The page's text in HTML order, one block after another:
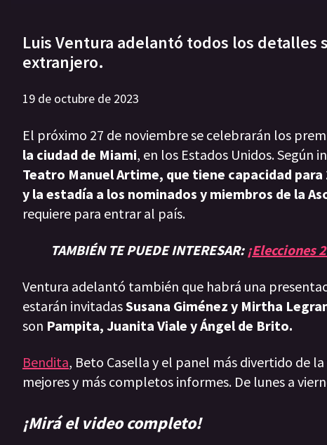
Luis Ventura adelantó todos los
extranjero.
19 de octubre de 2023
El próximo 27 de noviembre se celebrarán los
la ciudad de Miami, en los Estados Unidos. Según
Teatro Manuel Artime, que tiene capacidad
y la estadía a los nominados y miembros de la
requiere para entrar al país.
TAMBIÉN TE PUEDE INTERESAR: ¡Elecciones
Ventura adelantó también que habrá una
estarán invitadasSusana Giménez y Mirtha
son Pampita, Juanita Viale y Ángel de Brito.
Bendita, Beto Casella y el panel más divertido de
mejores y más completos informes. De lunes a
¡Mirá el video completo!